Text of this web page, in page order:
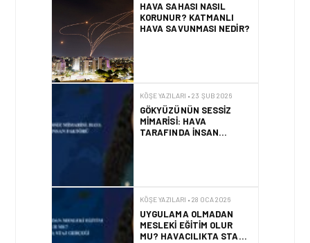
HAVA SAHASI NASIL
KORUNUR? KATMANLI
HAVA SAVUNMASI NEDIR?
KÖŞE YAZILARI • 23 ŞUB 2026
GÖKYÜZÜNÜN SESSIZ
MIMARISI: HAVA
TARAFINDA İNSAN
KÖŞE YAZILARI • 28 OCA 2026
UYGULAMA OLMADAN
MESLEKI EĞITIM OLUR
MU? HAVACILIKTA STAJ